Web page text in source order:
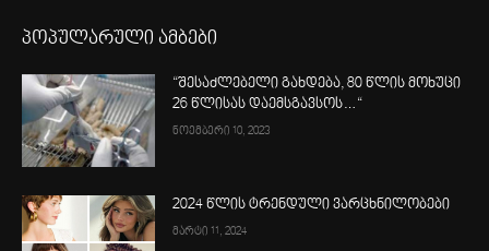
პოპულარული ამბები
“შესაძლებელი გახდება, 80 წლის მოხუცი
26 წლისას დაემსგავსოს…“
ნოემბერი 10, 2023
2024 წლის ტრენდული ვარცხნილობები
მარტი 11, 2024